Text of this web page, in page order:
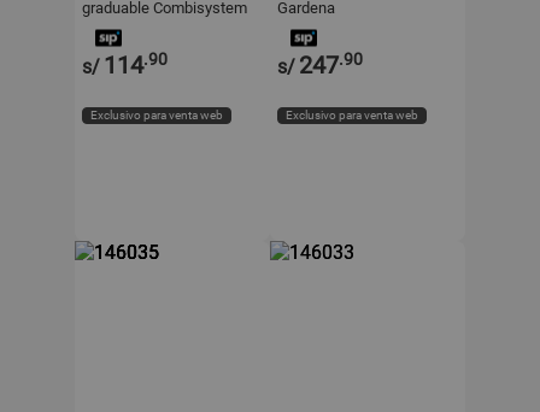
graduable Combisystem
Gardena
s/ 114.90
Exclusivo para venta web
Gardena
s/ 247.90
Exclusivo para venta web